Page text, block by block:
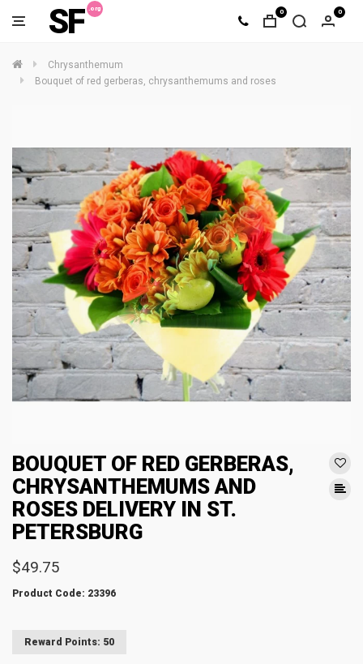
SF 0 0
Chrysanthemum
Bouquet of red gerberas, chrysanthemums and roses
BOUQUET OF RED GERBERAS,
CHRYSANTHEMUMS AND
ROSES DELIVERY IN ST.
PETERSBURG
$49.75
Product Code: 23396
Reward Points: 50